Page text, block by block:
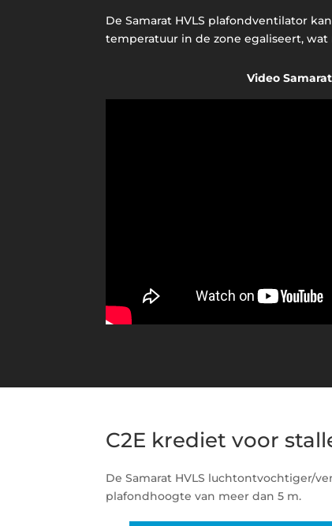
De Samarat HVLS plafondventilator
temperatuur in de zone egaliseert,
Video
C2E krediet voor
De Samarat HVLS luchtontvochtiger/
plafondhoogte van meer dan 5 m.